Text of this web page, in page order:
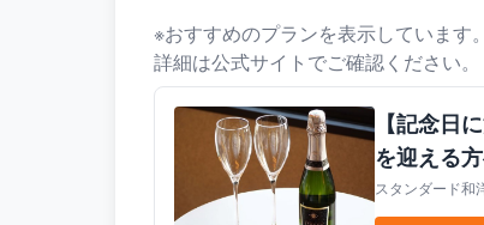
※おすすめのプランを表示しています。
詳細は公式サイトでご確認ください。
【記念日
を迎える
スタンダード和